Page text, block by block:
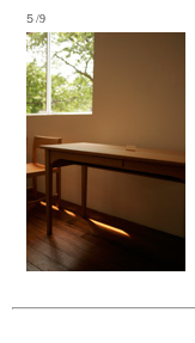
５/9